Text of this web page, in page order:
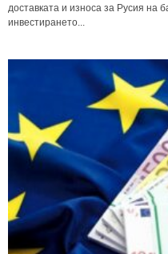
доставката и износа за Русия на
инвестирането...